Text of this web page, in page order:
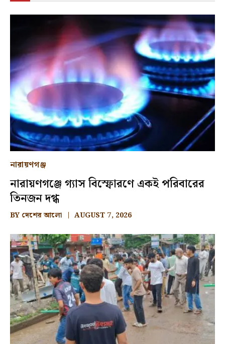
নারায়ণগঞ্জ
নারায়ণগঞ্জে গ্যাস বিস্ফোরণে একই পরিবারের
তিনজন দগ্ধ
BY দেশের আলো AUGUST 7, 2026